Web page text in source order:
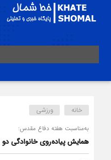
خانه ورزشی
به‌مناسبت هفته دفاع مقدس:
همایش پیاده‌روی خانوادگی دو